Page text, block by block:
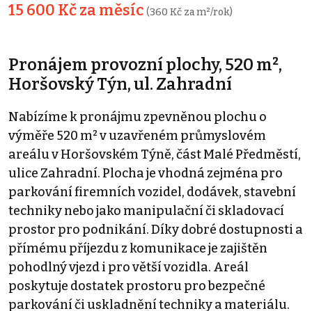
15 600 Kč za měsíc (360 Kč za m²/rok)
Pronájem provozní plochy, 520 m²,
Horšovský Týn, ul. Zahradní
Nabízíme k pronájmu zpevněnou plochu o
výměře 520 m² v uzavřeném průmyslovém
areálu v Horšovském Týně, část Malé Předměstí,
ulice Zahradní. Plocha je vhodná zejména pro
parkování firemních vozidel, dodávek, stavební
techniky nebo jako manipulační či skladovací
prostor pro podnikání. Díky dobré dostupnosti a
přímému příjezdu z komunikace je zajištěn
pohodlný vjezd i pro větší vozidla. Areál
poskytuje dostatek prostoru pro bezpečné
parkování či uskladnění techniky a materiálu.